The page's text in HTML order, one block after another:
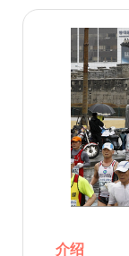
介绍